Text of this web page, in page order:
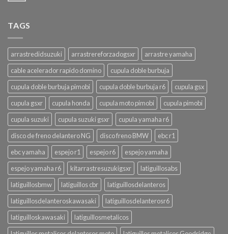
TAGS
arrastredidsuzuki arrastrereforzadogsxr
arrastre yamaha
cable acelerador rapido domino
cupula doble burbuja
cupula doble burbuja pimobi
cupula doble burbuja r6
cupula gsx
cupula gsxr
cupula honda cupula moto pimobi
cupula pimobi
cupula suzuki
cupula suzuki gsxr
cupula yamaha r6
disco de freno delantero NG
disco freno BMW
ebc r1
ebc yamaha
espejo r1 espejo r6
espejo yamaha
espejo yamaha r6
kitarrastresuzukigsxr
latiguillosabs
latiguillosbmw
latiguillos cbr
latiguillosdelanteros
latiguillosdelanteroskawasaki
latiguillosdelanterosr6
latiguilloskawasaki
latiguillosmetalicos